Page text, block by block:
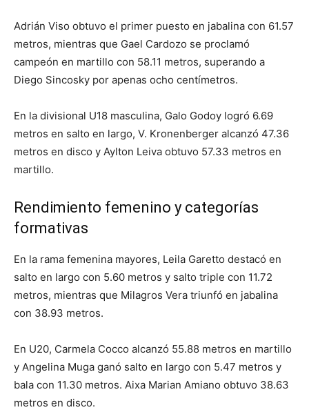
Adrián Viso obtuvo el primer puesto en jabalina con 61.57
metros, mientras que Gael Cardozo se proclamó
campeón en martillo con 58.11 metros, superando a
Diego Sincosky por apenas ocho centímetros.
En la divisional U18 masculina, Galo Godoy logró 6.69
metros en salto en largo, V. Kronenberger alcanzó 47.36
metros en disco y Aylton Leiva obtuvo 57.33 metros en
martillo.
Rendimiento femenino y categorías
formativas
En la rama femenina mayores, Leila Garetto destacó en
salto en largo con 5.60 metros y salto triple con 11.72
metros, mientras que Milagros Vera triunfó en jabalina
con 38.93 metros.
En U20, Carmela Cocco alcanzó 55.88 metros en martillo
y Angelina Muga ganó salto en largo con 5.47 metros y
bala con 11.30 metros. Aixa Marian Amiano obtuvo 38.63
metros en disco.